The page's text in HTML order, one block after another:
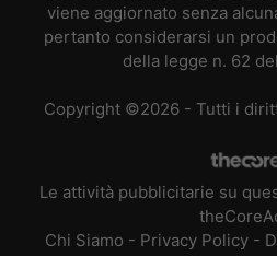
viene aggiornato senza
pertanto considerarsi un
della legge n. 62
Copyright ©2026 - Tutti i
Le attività pubblicitarie su
Chi Siamo - Privacy Policy -